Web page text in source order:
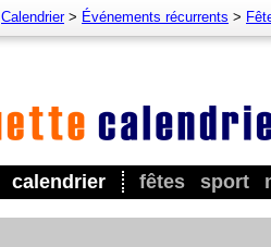
calendrier fêtes sport
Calendrier> Événements récurrents >